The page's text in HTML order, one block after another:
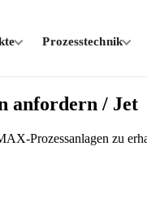
Prozesstechnik
anfordern / Jet
Prozessanlagen zu